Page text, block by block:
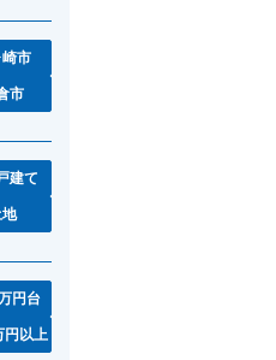
市
市
建て
円台
円以上